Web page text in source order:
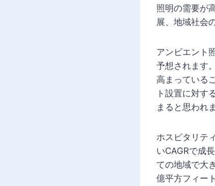
照明の需要が
展、地域社会
アンビエント
予想されます
高まっている
ト設置に対す
まると思われ
ホスピタリテ
いCAGRで成
ての地域で大
億平方フィー